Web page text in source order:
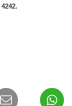
4242.